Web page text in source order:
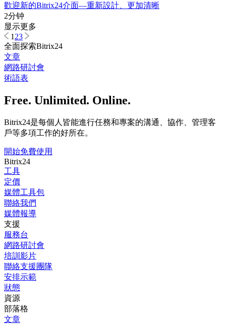
歡迎新的Bitrix24介面—重新設計、更加清晰
2分钟
显示更多
123
全面探索Bitrix24
文章
網路研討會
術語表
Free. Unlimited. Online.
Bitrix24是每個人皆能進行任務和專案的溝通、協作、管理客
戶等多項工作的好所在。
開始免費使用
Bitrix24
工具
定價
媒體工具包
聯絡我們
媒體報導
支援
服務台
網路研討會
培訓影片
聯絡支援團隊
安排示範
狀態
資源
部落格
文章